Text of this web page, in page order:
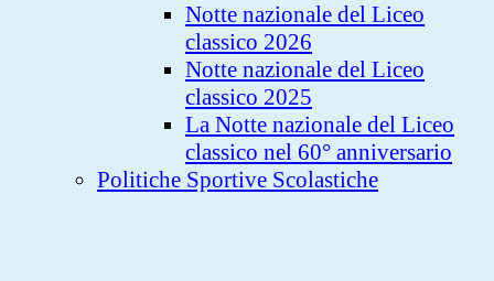
Notte nazionale del Liceo
classico 2026
Notte nazionale del Liceo
classico 2025
La Notte nazionale del Liceo
classico nel 60° anniversario
Politiche Sportive Scolastiche